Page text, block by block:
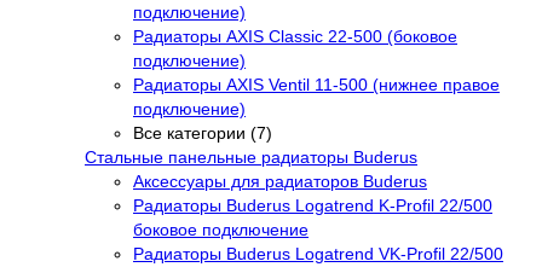
подключение)
Радиаторы AXIS Classic 22-500 (боковое
подключение)
Радиаторы AXIS Ventil 11-500 (нижнее правое
подключение)
Все категории (7)
Стальные панельные радиаторы Buderus
Аксессуары для радиаторов Buderus
Радиаторы Buderus Logatrend K-Profil 22/500
боковое подключение
Радиаторы Buderus Logatrend VK-Profil 22/500